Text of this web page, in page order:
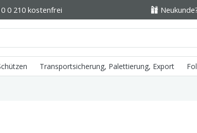
0 210 kostenfrei
Transportsicherung, Palettierung, Export